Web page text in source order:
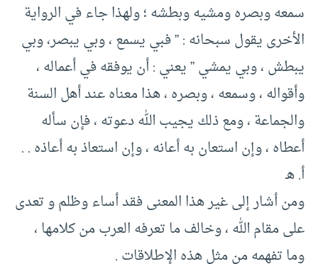
سمعه وبصره ومشيه وبطشه ؛ ولهذا جاء في الرواية
الأخرى يقول سبحانه : ” فبي يسمع ، وبي يبصر، وبي
يبطش ، وبي يمشي ” يعني : أن يوفقه في أعماله ،
وأقواله ، وسمعه ، وبصره ، هذا معناه عند أهل السنة
والجماعة ، ومع ذلك يجيب الله دعوته ، فإن سأله
أعطاه ، وإن استعان به أعانه ، وإن استعاذ به أعاذه . .
أ. هـ
ومن أشار إلى غير هذا المعنى فقد أساء وظلم و تعدى
على مقام الله ، وخالف ما تعرفه العرب من كلامها ،
وما تفهمه من مثل هذه الإطلاقات .